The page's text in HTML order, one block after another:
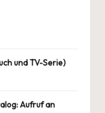
und TV-Serie)
Aufruf an